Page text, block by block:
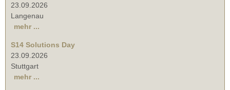
23.09.2026
Langenau
mehr ...
S14 Solutions Day
23.09.2026
Stuttgart
mehr ...